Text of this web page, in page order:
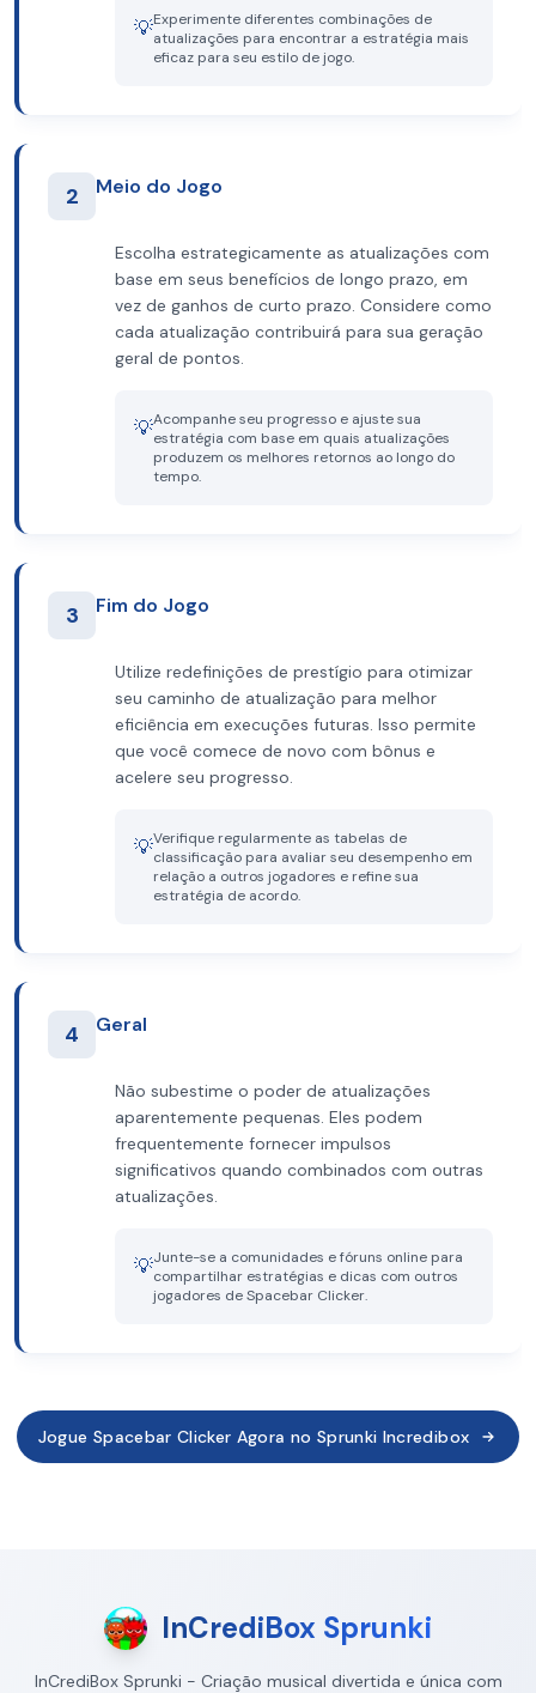
💡Experimente diferentes combinações de
atualizações para encontrar a estratégia mais
eficaz para seu estilo de jogo.
2 Meio do Jogo
Escolha estrategicamente as atualizações com
base em seus benefícios de longo prazo, em
vez de ganhos de curto prazo. Considere como
cada atualização contribuirá para sua geração
geral de pontos.
💡Acompanhe seu progresso e ajuste sua
estratégia com base em quais atualizações
produzem os melhores retornos ao longo do
tempo.
3 Fim do Jogo
Utilize redefinições de prestígio para otimizar
seu caminho de atualização para melhor
eficiência em execuções futuras. Isso permite
que você comece de novo com bônus e
acelere seu progresso.
💡Verifique regularmente as tabelas de
classificação para avaliar seu desempenho em
relação a outros jogadores e refine sua
estratégia de acordo.
4 Geral
Não subestime o poder de atualizações
aparentemente pequenas. Eles podem
frequentemente fornecer impulsos
significativos quando combinados com outras
atualizações.
💡Junte-se a comunidades e fóruns online para
compartilhar estratégias e dicas com outros
jogadores de Spacebar Clicker.
Jogue Spacebar Clicker Agora no Sprunki Incredibox
InCrediBox Sprunki
InCrediBox Sprunki - Criação musical divertida e única com